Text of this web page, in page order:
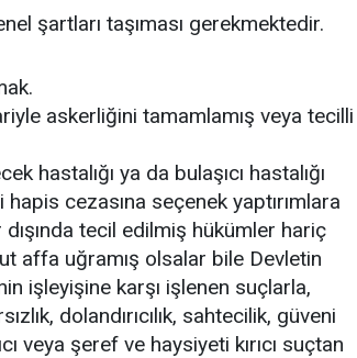
şartları taşıması gerekmektedir.
askerliğini tamamlamış veya tecilli
hastalığı ya da bulaşıcı hastalığı
cezasına seçenek yaptırımlara
tecil edilmiş hükümler hariç
affa uğramış olsalar bile Devletin
işleyişine karşı işlenen suçlarla,
dolandırıcılık, sahtecilik, güveni
veya şeref ve haysiyeti kırıcı suçtan